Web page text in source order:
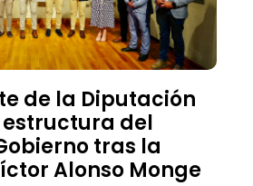
de la Diputación
del
tras la
Alonso Monge